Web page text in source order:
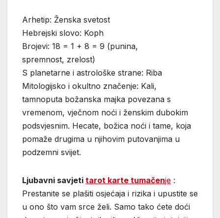
Arhetip: Ženska svetost
Hebrejski slovo: Koph
Brojevi: 18 = 1 + 8 = 9 (punina,
spremnost, zrelost)
S planetarne i astrološke strane: Riba
Mitologijsko i okultno značenje: Kali,
tamnoputa božanska majka povezana s
vremenom, vječnom noći i ženskim dubokim
podsvjesnim. Hecate, božica noći i tame, koja
pomaže drugima u njihovim putovanjima u
podzemni svijet.
Ljubavni savjeti tarot karte tumačenje :
Prestanite se plašiti osjećaja i rizika i upustite se
u ono što vam srce želi. Samo tako ćete doći